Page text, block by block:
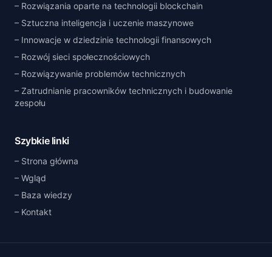
Rozwiązania oparte na technologii blockchain
Sztuczna inteligencja i uczenie maszynowe
Innowacje w dziedzinie technologii finansowych
Rozwój sieci społecznościowych
Rozwiązywanie problemów technicznych
Zatrudnianie pracowników technicznych i budowanie
zespołu
Szybkie linki
Strona główna
Wgląd
Baza wiedzy
Kontakt